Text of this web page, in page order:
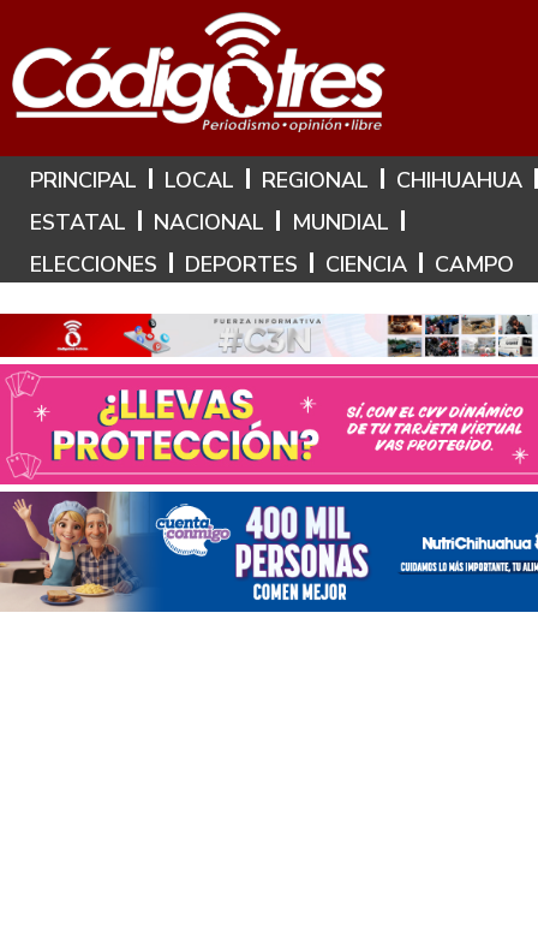
Hoy es: 7 de Agosto de 2026
PRINCIPAL LOCAL REGIONAL
CHIHUAHUA
ESTATAL
NACIONAL
MUNDIAL
ELECCIONES
DEPORTES CIENCIA CAMPO